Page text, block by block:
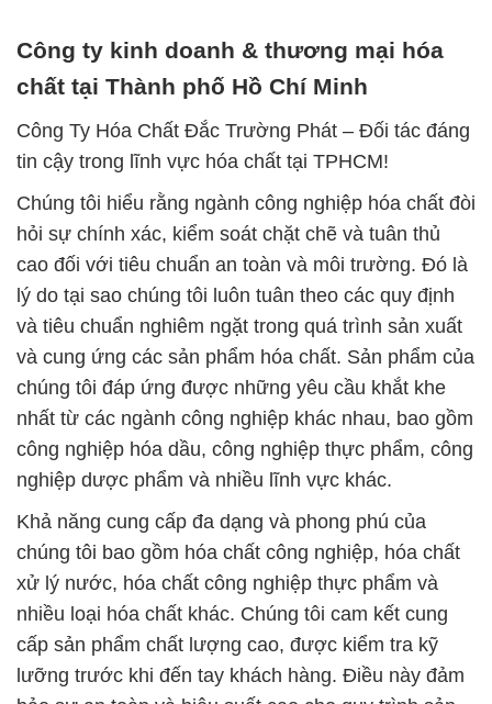
Công ty kinh doanh & thương mại hóa
chất tại Thành phố Hồ Chí Minh
Công Ty Hóa Chất Đắc Trường Phát – Đối tác đáng
tin cậy trong lĩnh vực hóa chất tại TPHCM!
Chúng tôi hiểu rằng ngành công nghiệp hóa chất đòi
hỏi sự chính xác, kiểm soát chặt chẽ và tuân thủ
cao đối với tiêu chuẩn an toàn và môi trường. Đó là
lý do tại sao chúng tôi luôn tuân theo các quy định
và tiêu chuẩn nghiêm ngặt trong quá trình sản xuất
và cung ứng các sản phẩm hóa chất. Sản phẩm của
chúng tôi đáp ứng được những yêu cầu khắt khe
nhất từ các ngành công nghiệp khác nhau, bao gồm
công nghiệp hóa dầu, công nghiệp thực phẩm, công
nghiệp dược phẩm và nhiều lĩnh vực khác.
Khả năng cung cấp đa dạng và phong phú của
chúng tôi bao gồm hóa chất công nghiệp, hóa chất
xử lý nước, hóa chất công nghiệp thực phẩm và
nhiều loại hóa chất khác. Chúng tôi cam kết cung
cấp sản phẩm chất lượng cao, được kiểm tra kỹ
lưỡng trước khi đến tay khách hàng. Điều này đảm